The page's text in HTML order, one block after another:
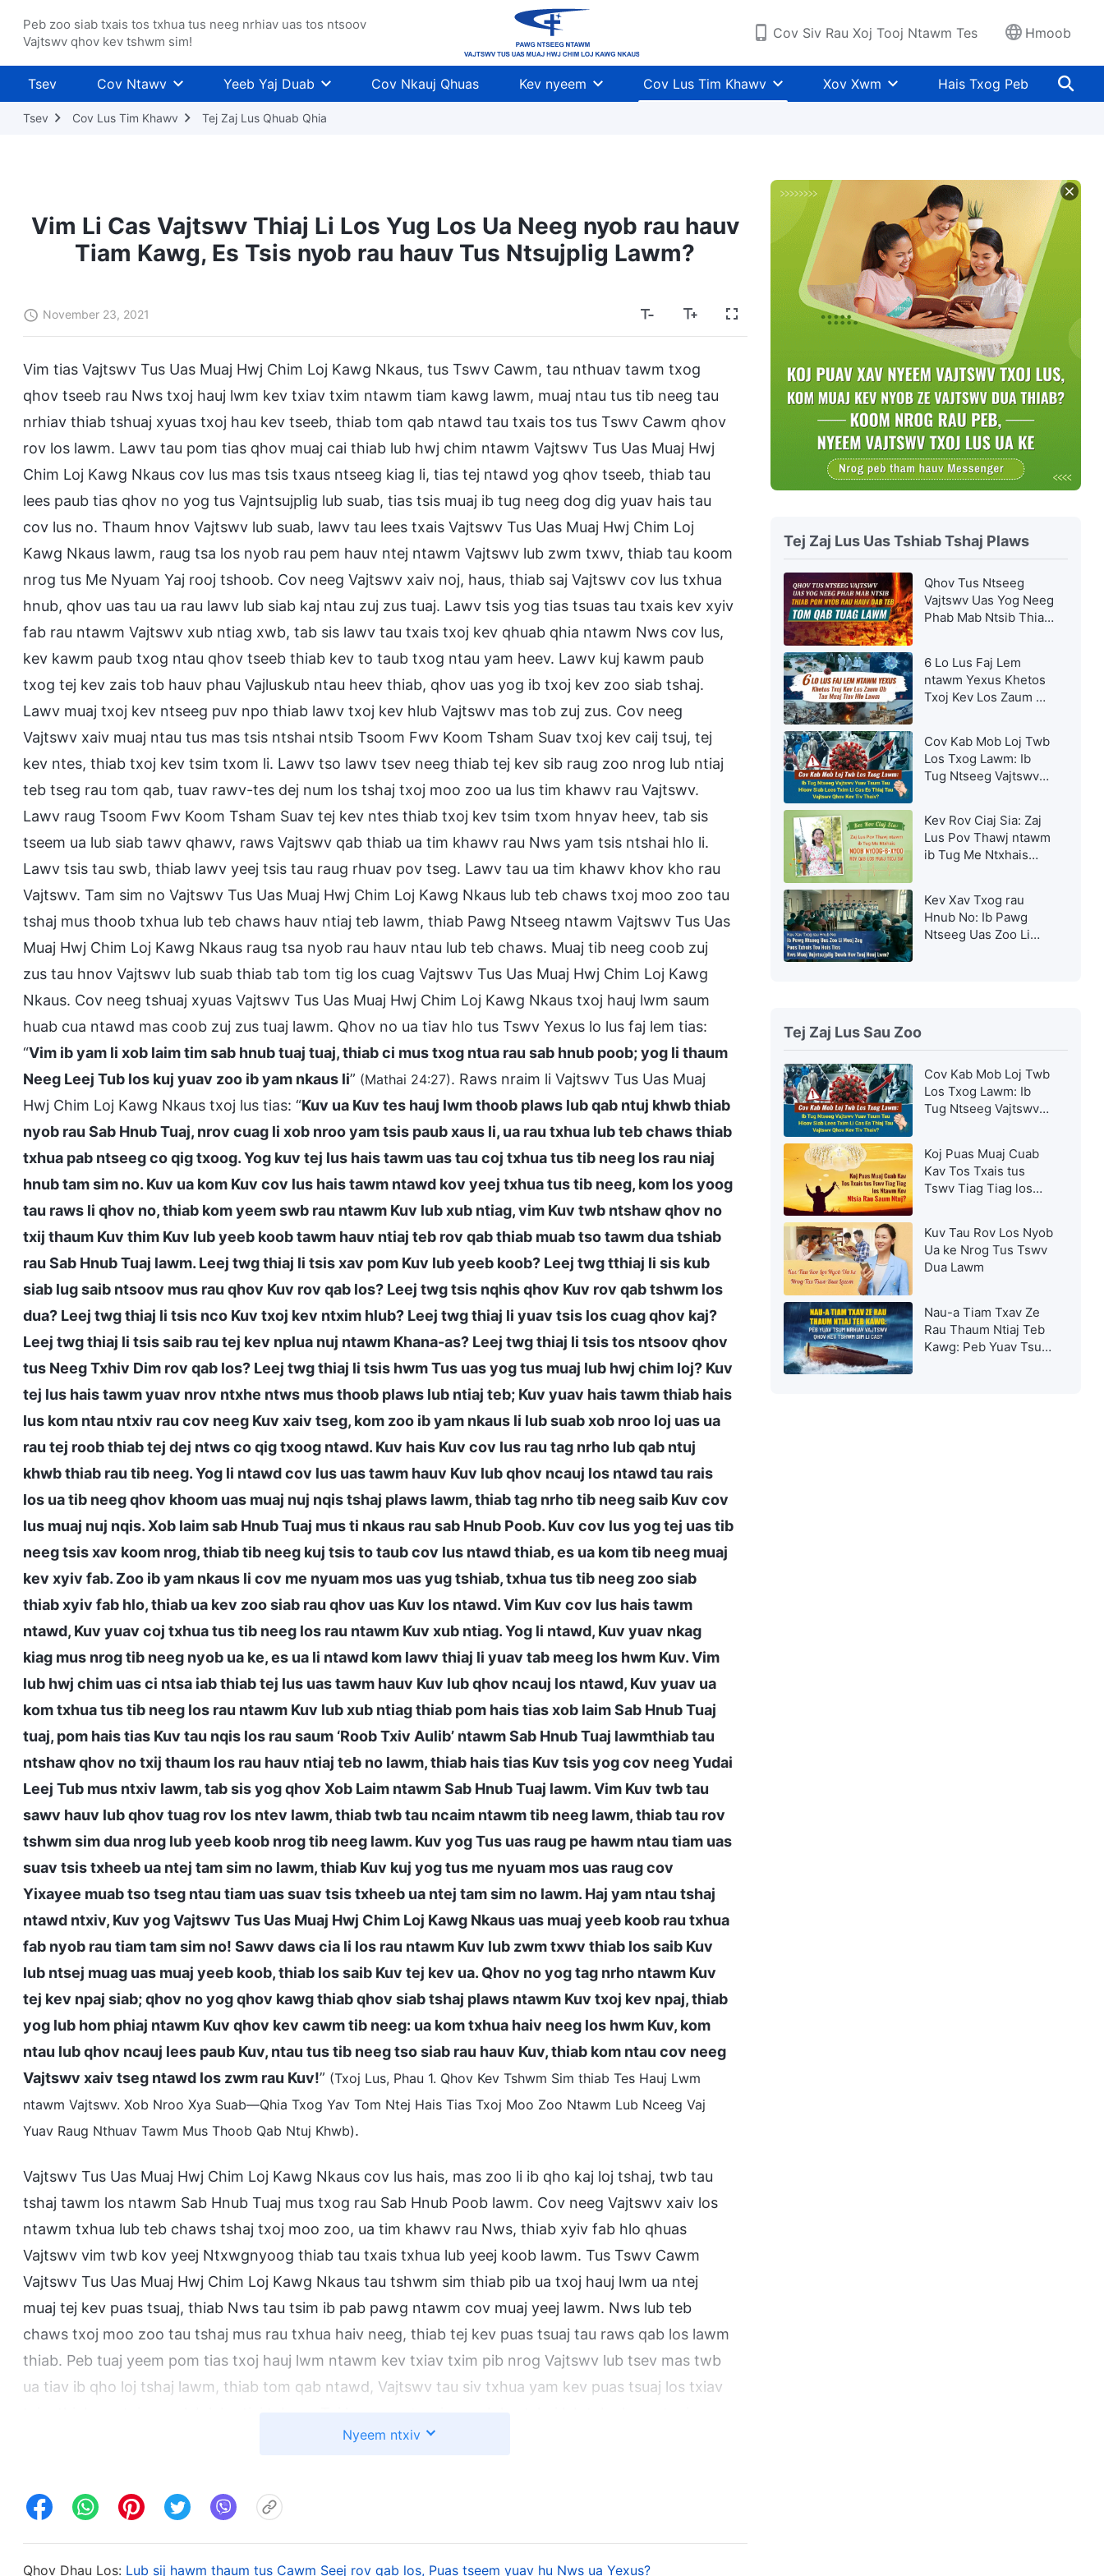
Peb zoo siab txais tos txhua tus neeg nrhiav uas tos ntsoov
Vajtswv qhov kev tshwm sim!
Cov Siv Rau Xoj Tooj Ntawm Tes Hmoob
Tsev Cov Ntawv Yeeb Yaj Duab Cov Nkauj Qhuas Kev nyeem Cov Lus Tim Khawv Xov Xwm Hais Txog Peb
Tsev Cov Lus Tim Khawv Tej Zaj Lus Qhuab Qhia
Vim Li Cas Vajtswv Thiaj Li Los Yug Los Ua Neeg nyob rau hauv
Tiam Kawg, Es Tsis nyob rau hauv Tus Ntsujplig Lawm?
November 23, 2021
Vim tias Vajtswv Tus Uas Muaj Hwj Chim Loj Kawg Nkaus, tus Tswv Cawm, tau nthuav tawm txog
qhov tseeb rau Nws txoj hauj lwm kev txiav txim ntawm tiam kawg lawm, muaj ntau tus tib neeg tau
nrhiav thiab tshuaj xyuas txoj hau kev tseeb, thiab tom qab ntawd tau txais tos tus Tswv Cawm qhov
rov los lawm. Lawv tau pom tias qhov muaj cai thiab lub hwj chim ntawm Vajtswv Tus Uas Muaj Hwj
Chim Loj Kawg Nkaus cov lus mas tsis txaus ntseeg kiag li, tias tej ntawd yog qhov tseeb, thiab tau
lees paub tias qhov no yog tus Vajntsujplig lub suab, tias tsis muaj ib tug neeg dog dig yuav hais tau
cov lus no. Thaum hnov Vajtswv lub suab, lawv tau lees txais Vajtswv Tus Uas Muaj Hwj Chim Loj
Kawg Nkaus lawm, raug tsa los nyob rau pem hauv ntej ntawm Vajtswv lub zwm txwv, thiab tau koom
nrog tus Me Nyuam Yaj rooj tshoob. Cov neeg Vajtswv xaiv noj, haus, thiab saj Vajtswv cov lus txhua
hnub, qhov uas tau ua rau lawv lub siab kaj ntau zuj zus tuaj. Lawv tsis yog tias tsuas tau txais kev xyiv
fab rau ntawm Vajtswv xub ntiag xwb, tab sis lawv tau txais txoj kev qhuab qhia ntawm Nws cov lus,
kev kawm paub txog ntau qhov tseeb thiab kev to taub txog ntau yam heev. Lawv kuj kawm paub
txog tej kev zais tob hauv phau Vajluskub ntau heev thiab, qhov uas yog ib txoj kev zoo siab tshaj.
Lawv muaj txoj kev ntseeg puv npo thiab lawv txoj kev hlub Vajtswv mas tob zuj zus. Cov neeg
Vajtswv xaiv muaj ntau tus mas tsis ntshai ntsib Tsoom Fwv Koom Tsham Suav txoj kev caij tsuj, tej
kev ntes, thiab txoj kev tsim txom li. Lawv tso lawv tsev neeg thiab tej kev sib raug zoo nrog lub ntiaj
teb tseg rau tom qab, tuav rawv-tes dej num los tshaj txoj moo zoo ua lus tim khawv rau Vajtswv.
Lawv raug Tsoom Fwv Koom Tsham Suav tej kev ntes thiab txoj kev tsim txom hnyav heev, tab sis
tseem ua lub siab tawv qhawv, raws Vajtswv qab thiab ua tim khawv rau Nws yam tsis ntshai hlo li.
Lawv tsis tau swb, thiab lawv yeej tsis tau raug rhuav pov tseg. Lawv tau ua tim khawv khov kho rau
Vajtswv. Tam sim no Vajtswv Tus Uas Muaj Hwj Chim Loj Kawg Nkaus lub teb chaws txoj moo zoo tau
tshaj mus thoob txhua lub teb chaws hauv ntiaj teb lawm, thiab Pawg Ntseeg ntawm Vajtswv Tus Uas
Muaj Hwj Chim Loj Kawg Nkaus raug tsa nyob rau hauv ntau lub teb chaws. Muaj tib neeg coob zuj
zus tau hnov Vajtswv lub suab thiab tab tom tig los cuag Vajtswv Tus Uas Muaj Hwj Chim Loj Kawg
Nkaus. Cov neeg tshuaj xyuas Vajtswv Tus Uas Muaj Hwj Chim Loj Kawg Nkaus txoj hauj lwm saum
huab cua ntawd mas coob zuj zus tuaj lawm. Qhov no ua tiav hlo tus Tswv Yexus lo lus faj lem tias:
“Vim ib yam li xob laim tim sab hnub tuaj tuaj, thiab ci mus txog ntua rau sab hnub poob; yog li thaum
Neeg Leej Tub los kuj yuav zoo ib yam nkaus li” (Mathai 24:27). Raws nraim li Vajtswv Tus Uas Muaj
Hwj Chim Loj Kawg Nkaus txoj lus tias: “Kuv ua Kuv tes hauj lwm thoob plaws lub qab ntuj khwb thiab
nyob rau Sab Hnub Tuaj, nrov cuag li xob nroo yam tsis paub xaus li, ua rau txhua lub teb chaws thiab
txhua pab ntseeg co qig txoog. Yog kuv tej lus hais tawm uas tau coj txhua tus tib neeg los rau niaj
hnub tam sim no. Kuv ua kom Kuv cov lus hais tawm ntawd kov yeej txhua tus tib neeg, kom los yoog
tau raws li qhov no, thiab kom yeem swb rau ntawm Kuv lub xub ntiag, vim Kuv twb ntshaw qhov no
txij thaum Kuv thim Kuv lub yeeb koob tawm hauv ntiaj teb rov qab thiab muab tso tawm dua tshiab
rau Sab Hnub Tuaj lawm. Leej twg thiaj li tsis xav pom Kuv lub yeeb koob? Leej twg tthiaj li sis kub
siab lug saib ntsoov mus rau qhov Kuv rov qab los? Leej twg tsis nqhis qhov Kuv rov qab tshwm los
dua? Leej twg thiaj li tsis nco Kuv txoj kev ntxim hlub? Leej twg thiaj li yuav tsis los cuag qhov kaj?
Leej twg thiaj li tsis saib rau tej kev nplua nuj ntawm Khana-as? Leej twg thiaj li tsis tos ntsoov qhov
tus Neeg Txhiv Dim rov qab los? Leej twg thiaj li tsis hwm Tus uas yog tus muaj lub hwj chim loj? Kuv
tej lus hais tawm yuav nrov ntxhe ntws mus thoob plaws lub ntiaj teb; Kuv yuav hais tawm thiab hais
lus kom ntau ntxiv rau cov neeg Kuv xaiv tseg, kom zoo ib yam nkaus li lub suab xob nroo loj uas ua
rau tej roob thiab tej dej ntws co qig txoog ntawd. Kuv hais Kuv cov lus rau tag nrho lub qab ntuj
khwb thiab rau tib neeg. Yog li ntawd cov lus uas tawm hauv Kuv lub qhov ncauj los ntawd tau rais
los ua tib neeg qhov khoom uas muaj nuj nqis tshaj plaws lawm, thiab tag nrho tib neeg saib Kuv cov
lus muaj nuj nqis. Xob laim sab Hnub Tuaj mus ti nkaus rau sab Hnub Poob. Kuv cov lus yog tej uas tib
neeg tsis xav koom nrog, thiab tib neeg kuj tsis to taub cov lus ntawd thiab, es ua kom tib neeg muaj
kev xyiv fab. Zoo ib yam nkaus li cov me nyuam mos uas yug tshiab, txhua tus tib neeg zoo siab
thiab xyiv fab hlo, thiab ua kev zoo siab rau qhov uas Kuv los ntawd. Vim Kuv cov lus hais tawm
ntawd, Kuv yuav coj txhua tus tib neeg los rau ntawm Kuv xub ntiag. Yog li ntawd, Kuv yuav nkag
kiag mus nrog tib neeg nyob ua ke, es ua li ntawd kom lawv thiaj li yuav tab meeg los hwm Kuv. Vim
lub hwj chim uas ci ntsa iab thiab tej lus uas tawm hauv Kuv lub qhov ncauj los ntawd, Kuv yuav ua
kom txhua tus tib neeg los rau ntawm Kuv lub xub ntiag thiab pom hais tias xob laim Sab Hnub Tuaj
tuaj, pom hais tias Kuv tau nqis los rau saum ‘Roob Txiv Aulib’ ntawm Sab Hnub Tuaj lawmthiab tau
ntshaw qhov no txij thaum los rau hauv ntiaj teb no lawm, thiab hais tias Kuv tsis yog cov neeg Yudai
Leej Tub mus ntxiv lawm, tab sis yog qhov Xob Laim ntawm Sab Hnub Tuaj lawm. Vim Kuv twb tau
sawv hauv lub qhov tuag rov los ntev lawm, thiab twb tau ncaim ntawm tib neeg lawm, thiab tau rov
tshwm sim dua nrog lub yeeb koob nrog tib neeg lawm. Kuv yog Tus uas raug pe hawm ntau tiam uas
suav tsis txheeb ua ntej tam sim no lawm, thiab Kuv kuj yog tus me nyuam mos uas raug cov
Yixayee muab tso tseg ntau tiam uas suav tsis txheeb ua ntej tam sim no lawm. Haj yam ntau tshaj
ntawd ntxiv, Kuv yog Vajtswv Tus Uas Muaj Hwj Chim Loj Kawg Nkaus uas muaj yeeb koob rau txhua
fab nyob rau tiam tam sim no! Sawv daws cia li los rau ntawm Kuv lub zwm txwv thiab los saib Kuv
lub ntsej muag uas muaj yeeb koob, thiab los saib Kuv tej kev ua. Qhov no yog tag nrho ntawm Kuv
tej kev npaj siab; qhov no yog qhov kawg thiab qhov siab tshaj plaws ntawm Kuv txoj kev npaj, thiab
yog lub hom phiaj ntawm Kuv qhov kev cawm tib neeg: ua kom txhua haiv neeg los hwm Kuv, kom
ntau lub qhov ncauj lees paub Kuv, ntau tus tib neeg tso siab rau hauv Kuv, thiab kom ntau cov neeg
Vajtswv xaiv tseg ntawd los zwm rau Kuv!” (Txoj Lus, Phau 1. Qhov Kev Tshwm Sim thiab Tes Hauj Lwm
ntawm Vajtswv. Xob Nroo Xya Suab—Qhia Txog Yav Tom Ntej Hais Tias Txoj Moo Zoo Ntawm Lub Nceeg Vaj
Yuav Raug Nthuav Tawm Mus Thoob Qab Ntuj Khwb).
Vajtswv Tus Uas Muaj Hwj Chim Loj Kawg Nkaus cov lus hais, mas zoo li ib qho kaj loj tshaj, twb tau
tshaj tawm los ntawm Sab Hnub Tuaj mus txog rau Sab Hnub Poob lawm. Cov neeg Vajtswv xaiv los
ntawm txhua lub teb chaws tshaj txoj moo zoo, ua tim khawv rau Nws, thiab xyiv fab hlo qhuas
Vajtswv vim twb kov yeej Ntxwgnyoog thiab tau txais txhua lub yeej koob lawm. Tus Tswv Cawm
Vajtswv Tus Uas Muaj Hwj Chim Loj Kawg Nkaus tau tshwm sim thiab pib ua txoj hauj lwm ua ntej
muaj tej kev puas tsuaj, thiab Nws tau tsim ib pab pawg ntawm cov muaj yeej lawm. Nws lub teb
chaws txoj moo zoo tau tshaj mus rau txhua haiv neeg, thiab tej kev puas tsuaj tau raws qab los lawm
thiab. Peb tuaj yeem pom tias txoj hauj lwm ntawm kev txiav txim pib nrog Vajtswv lub tsev mas twb
ua tiav ib qho loj tshaj lawm, thiab tom qab ntawd, Vajtswv tau siv txhua yam kev puas tsuaj los txiav
zoo tawm, los cawm ntau tus tib neeg ntxiv kom dim ntawm txoj kev txhaum thiab ntawm
thiab muab ib qho xaus rau tiam tsaus ntuj, phem no, los rhuav tshem txhua lub zog phem uas tawm
tsam Vajtswv. Qhov no yog kev tawg paj txi txiv uas Vajtswv txoj hauj lwm ntawm kev txiav txim rau
hauv tiam kawg yuav txi. Vajtswv Tus Uas Muaj Hwj Chim Loj Kawg Nkaus, tus Tswv Cawm tau
nthuav tawm txog qhov tseeb ntau heev, tau ua tiav txoj hauj lwm loj tshaj, thiab Nws tau ua rau nrov
Nyeem ntxiv
Qhov Dhau Los: Lub sij hawm thaum tus Cawm Seej rov qab los, Puas tseem yuav hu Nws ua Yexus?
Tej Zaj Lus Uas Tshiab Tshaj Plaws
Qhov Tus Ntseeg
Vajtswv Uas Yog Neeg
Phab Mab Ntsib Thiab
Tuag Lawm
6 Lo Lus Faj Lem
ntawm Yexus Khetos
Txoj Kev Los Zaum Ob
Cov Kab Mob Loj Twb
Los Txog Lawm: Ib
Tug Ntseeg Vajtswv
Es Thiaj Tau Vajtswv
Qhov Kev Tiv Thaiv?
Kev Rov Ciaj Sia: Zaj
Lus Pov Thawj ntawm
ib Tug Me Ntxhais
Txoj Sia
Kev Xav Txog rau
Hnub No: Ib Pawg
Ntseeg Uas Zoo Li
Tej Zaj Lus Sau Zoo
Cov Kab Mob Loj Twb
Los Txog Lawm: Ib
Tug Ntseeg Vajtswv
Es Thiaj Tau Vajtswv
Qhov Kev Tiv Thaiv?
Koj Puas Muaj Cuab
Kav Tos Txais tus
Tswv Tiag Tiag los
Kuv Tau Rov Los Nyob
Ua ke Nrog Tus Tswv
Dua Lawm
Nau-a Tiam Txav Ze
Rau Thaum Ntiaj Teb
Kawg: Peb Yuav Tsum